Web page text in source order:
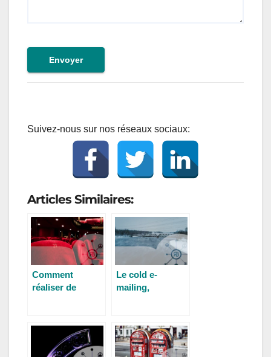
Envoyer
Suivez-nous sur nos réseaux sociaux:
Articles Similaires:
Comment
réaliser de
Le cold e-
mailing,